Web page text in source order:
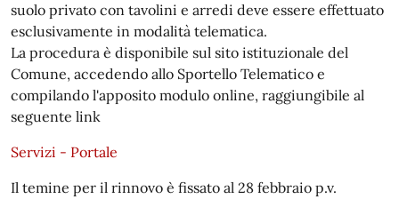
suolo privato con tavolini e arredi deve essere effettuato
esclusivamente in modalità telematica.
La procedura è disponibile sul sito istituzionale del
Comune, accedendo allo Sportello Telematico e
compilando l'apposito modulo online, raggiungibile al
seguente link
Servizi - Portale
Il temine per il rinnovo è fissato al 28 febbraio p.v.